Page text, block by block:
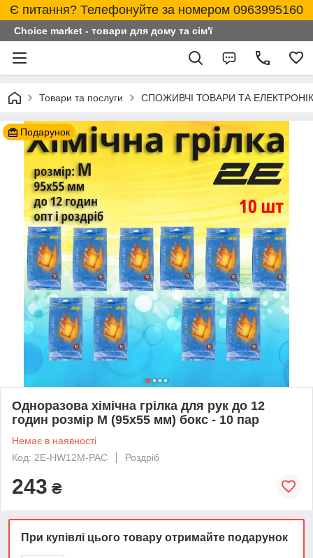
Є питання? Телефонуйте за номером 0963995160
Choice market - товари для дому та сім'ї
Товари та послуги СПОЖИВЧІ ТОВАРИ ТА
Подарунок
Одноразова хімічна грілка для рук до 12
годин розмір М (95х55 мм) бокс - 10 пар
Немає в наявності
Код: 2E-HW12M-PAC
Роздріб
243 ₴
При купівлі цього товару отримайте подарунок